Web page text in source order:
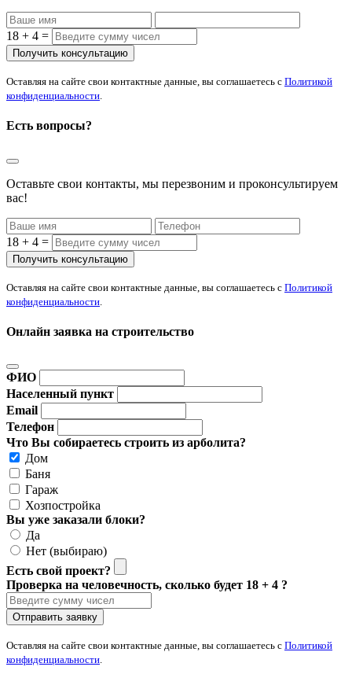
18 + 4 =
Оставляя на сайте свои контактные данные, вы соглашаетесь с Политикой
конфиденциальности.
Есть вопросы?
Оставьте свои контакты, мы перезвоним и проконсультируем
вас!
18 + 4 =
Оставляя на сайте свои контактные данные, вы соглашаетесь с Политикой
конфиденциальности
Онлайн заявка на строительство
ФИО
Населенный пункт
Email
Телефон
Что Вы собираетесь строить из арболита?
Дом
Баня
Гараж
Хозпостройка
Вы уже заказали блоки?
Да
Нет (выбираю)
Есть свой проект?
Проверка на человечность, сколько будет 18 + 4 ?
Отправить заявку
Оставляя на сайте свои контактные данные, вы соглашаетесь с Политикой
конфиденциальности.